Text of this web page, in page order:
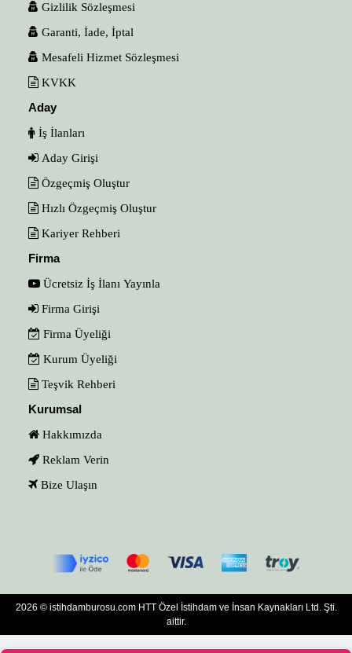
Gizlilik Sözleşmesi
Garanti, İade, İptal
Mesafeli Hizmet Sözleşmesi
KVKK
Aday
İş İlanları
Aday Girişi
Özgeçmiş Oluştur
Hızlı Özgeçmiş Oluştur
Kariyer Rehberi
Firma
Ücretsiz İş İlanı Yayınla
Firma Girişi
Firma Üyeliği
Kurum Üyeliği
Teşvik Rehberi
Kurumsal
Hakkımızda
Reklam Verin
Bize Ulaşın
2026 © istihdamburosu.com HTT Özel İstihdam ve İnsan Kaynakları Ltd. Şti.
aittir.